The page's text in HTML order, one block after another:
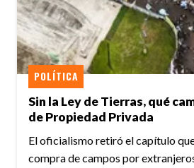
Sin la Ley de Tierras, qué
de Propiedad Privada
POLÍTICA
El oficialismo retiró el capítulo
compra de campos por